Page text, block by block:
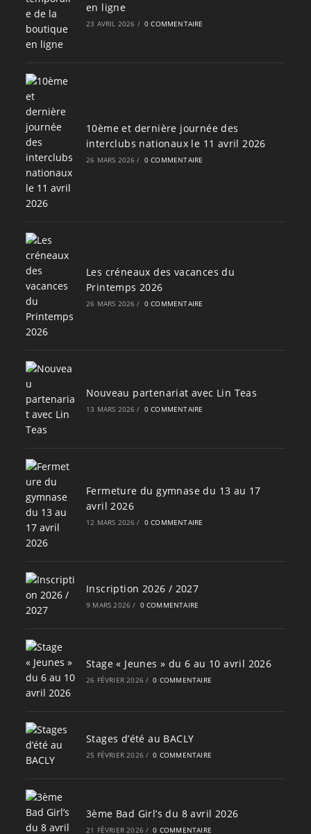
en ligne
23 AVRIL 2026 / 0 COMMENTAIRE
10ème et dernière journée des
interclubs nationaux le 11 avril 2026
26 MARS 2026 / 0 COMMENTAIRE
Les créneaux des vacances du
Printemps 2026
26 MARS 2026 / 0 COMMENTAIRE
Nouveau partenariat avec Lin Teas
13 MARS 2026 / 0 COMMENTAIRE
Fermeture du gymnase du 13 au 17
avril 2026
12 MARS 2026 / 0 COMMENTAIRE
Inscription 2026 / 2027
9 MARS 2026 / 0 COMMENTAIRE
Stage « Jeunes » du 6 au 10 avril 2026
26 FÉVRIER 2026 / 0 COMMENTAIRE
Stages d’été au BACLY
25 FÉVRIER 2026 / 0 COMMENTAIRE
3ème Bad Girl’s du 8 avril 2026
21 FÉVRIER 2026 / 0 COMMENTAIRE